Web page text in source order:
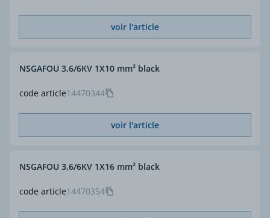
voir l'article
code article14470344
NSGAFOU 3,6/6KV 1X10 mm² black
voir l'article
code article14470354
NSGAFOU 3,6/6KV 1X16 mm² black